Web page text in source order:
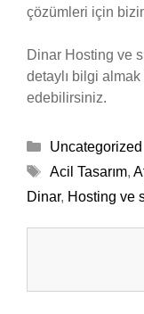
çözümleri için
Dinar Hosting ve
detaylı bilgi almak
edebilirsiniz.
Kategoriler
Uncategorized
Etiketler
Acil Tasarım,
Dinar, Hosting ve